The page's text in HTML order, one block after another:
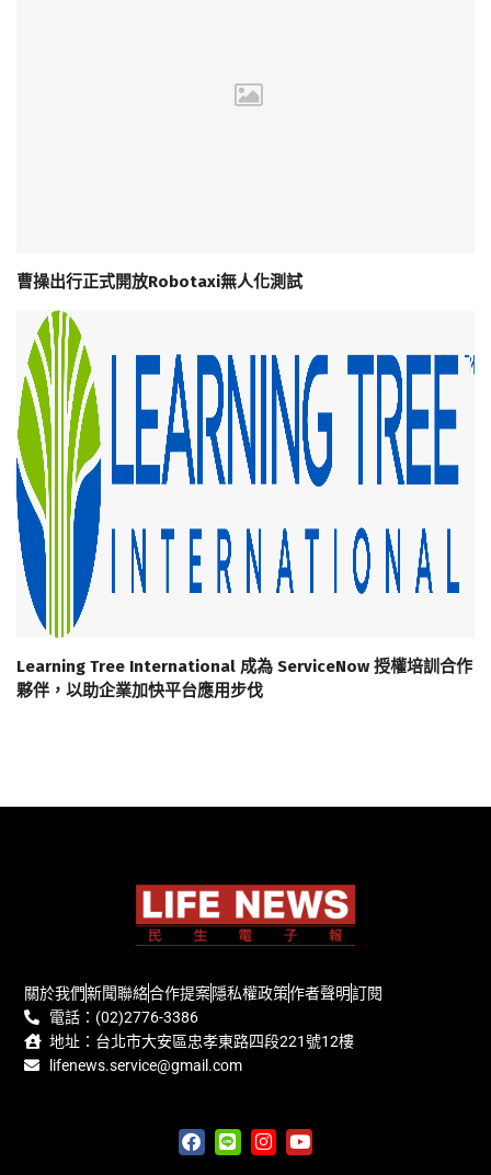
曹操出行正式開放Robotaxi無人化測試
Learning Tree International 成為 ServiceNow 授權培訓合作
夥伴，以助企業加快平台應用步伐
關於我們新聞聯絡合作提案隱私權政策作者聲明訂閱
電話：(02)2776-3386
地址：台北市大安區忠孝東路四段221號12樓
lifenews.service@gmail.com